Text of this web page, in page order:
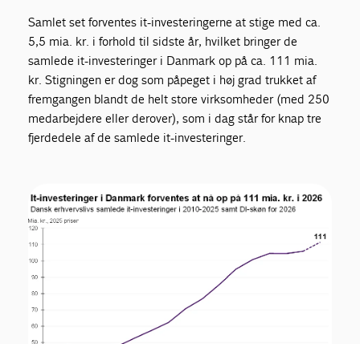
Samlet set forventes it-investeringerne at stige med ca.
5,5 mia. kr. i forhold til sidste år, hvilket bringer de
samlede it-investeringer i Danmark op på ca. 111 mia.
kr. Stigningen er dog som påpeget i høj grad trukket af
fremgangen blandt de helt store virksomheder (med 250
medarbejdere eller derover), som i dag står for knap tre
fjerdedele af de samlede it-investeringer.